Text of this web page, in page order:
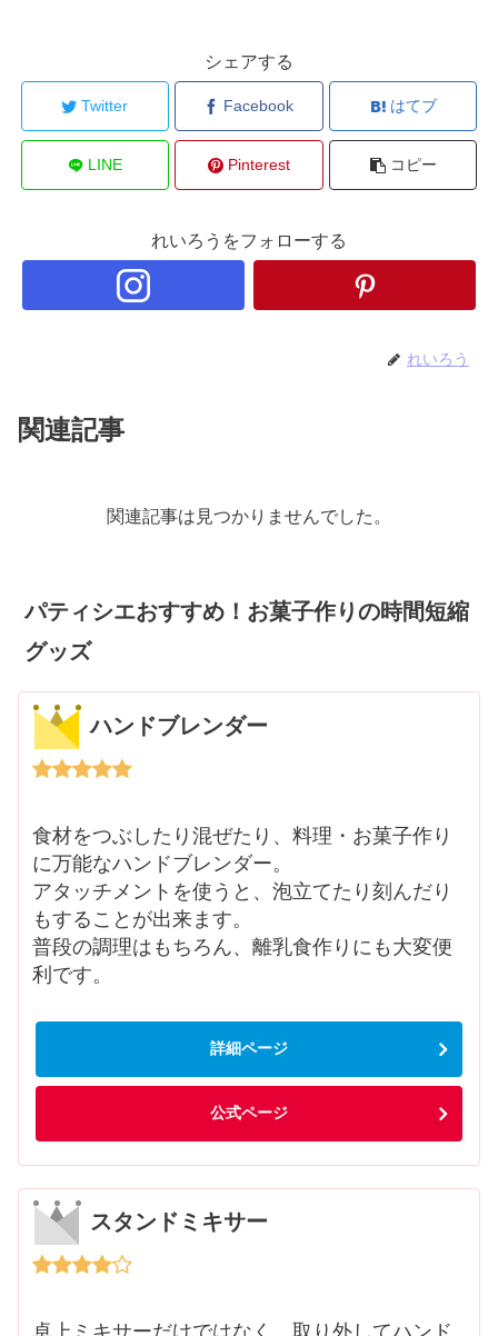
シェアする
Twitter Facebook はてブ
LINE Pinterest コピー
れいろうをフォローする
れいろう
関連記事
関連記事は見つかりませんでした。
パティシエおすすめ！お菓子作りの時間短縮
グッズ
ハンドブレンダー
食材をつぶしたり混ぜたり、料理・お菓子作り
に万能なハンドブレンダー。
アタッチメントを使うと、泡立てたり刻んだり
もすることが出来ます。
普段の調理はもちろん、離乳食作りにも大変便
利です。
詳細ページ
公式ページ
スタンドミキサー